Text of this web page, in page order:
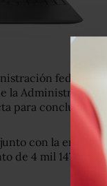
federal,
la Administración
para concluir la
con la
de 4 mil 147